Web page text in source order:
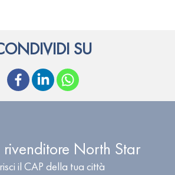
SU
rivenditore North Star
il CAP della tua città